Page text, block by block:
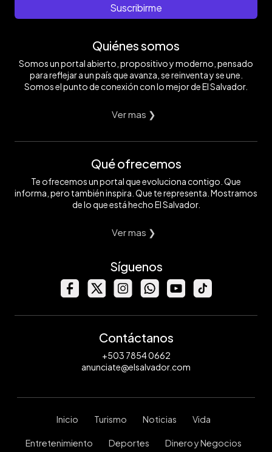
Suscribirme
Quiénes somos
Somos un portal abierto, propositivo y moderno, pensado
para reflejar a un país que avanza, se reinventa y se une.
Somos el punto de conexión con lo mejor de El Salvador.
Ver mas ❯
Qué ofrecemos
Te ofrecemos un portal que evoluciona contigo. Que
informa, pero también inspira. Que te representa. Mostramos
de lo que está hecho El Salvador.
Ver mas ❯
Síguenos
Contáctanos
+503 7854 0662
anunciate@elsalvador.com
Inicio Turismo Noticias Vida
Entretenimiento Deportes Dinero y Negocios